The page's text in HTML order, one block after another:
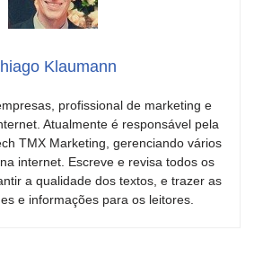
Klaumann
profissional de marketing e
Atualmente é responsável pela
TMX Marketing, gerenciando vários
internet. Escreve e revisa todos os
a qualidade dos textos, e trazer as
e informações para os leitores.